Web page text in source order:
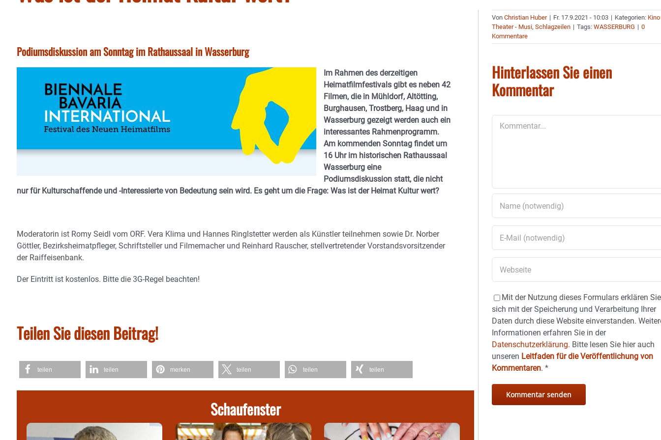
Podiumsdiskussion am Sonntag im Rathaussaal in Wasserburg
Im Rahmen des derzeitigen
Heimatfilmfestivals gibt es neben 42
Filmen, die in Mühldorf, Altötting,
Burghausen, Trostberg, Haag und in
Wasserburg gezeigt werden auch ein
interessantes Rahmenprogramm.
Am kommenden Sonntag findet um
16 Uhr im historischen Rathaussaal
Wasserburg eine
Podiumsdiskussion statt, die nicht
nur für Kulturschaffende und -Interessierte von Bedeutung sein wird. Es geht um die Frage: Was ist der Heimat Kultur wert?
Moderatorin ist Romy Seidl vom ORF. Vera Klima und Hannes Ringlstetter werden als Künstler teilnehmen sowie Dr. Norber
Göttler, Bezirksheimatpfleger, Schriftsteller und Filmemacher und Reinhard Rauscher, stellvertretender Vorstandsvorsitzender
der Raiffeisenbank.
Der Eintritt ist kostenlos. Bitte die 3G-Regel beachten!
Teilen Sie diesen Beitrag!
teilen teilen merken teilen teilen teilen
Schaufenster
VonChristian Huber | Fr. 17.9.2021 - 10:03 | Kategorien:
Theater - Musi,Schlagzeilen | Tags:WASSERBURG | 0
Kommentare
Hinterlassen Sie einen
Kommentar
Mit der Nutzung dieses Formulars erklären Sie
sich mit der Speicherung und Verarbeitung Ihrer
Daten durch diese Website einverstanden.
Informationen erfahren Sie in der
Datenschutzerklärung. Bitte lesen Sie hier auch
unseren Leitfaden für die Veröffentlichung von
Kommentaren.*